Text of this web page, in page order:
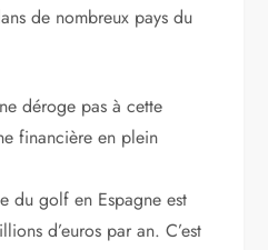
de nombreux pays du
déroge pas à cette
financière en plein
du golf en Espagne est
d’euros par an. C’est